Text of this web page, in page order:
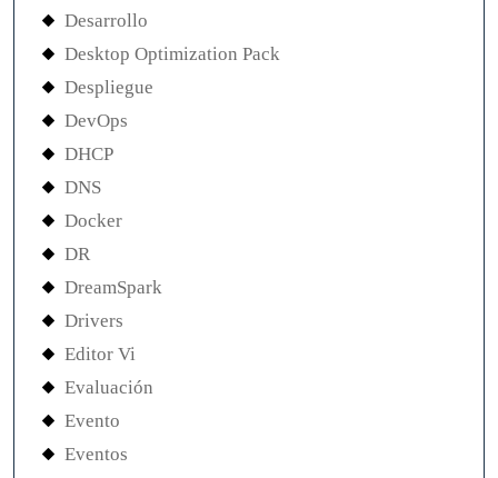
Desarrollo
Desktop Optimization Pack
Despliegue
DevOps
DHCP
DNS
Docker
DR
DreamSpark
Drivers
Editor Vi
Evaluación
Evento
Eventos